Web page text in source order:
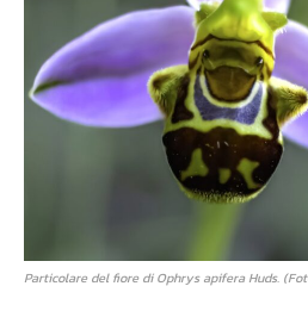
Particolare del fiore di Ophrys apifera Huds.